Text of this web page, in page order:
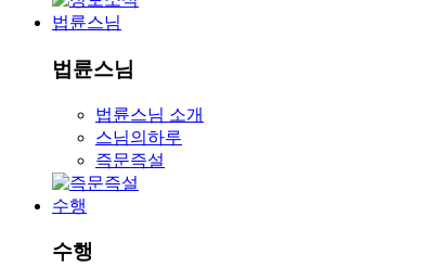
법륜스님
법륜스님
법륜스님 소개
스님의하루
즉문즉설
수행
수행